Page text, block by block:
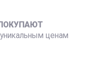
ценам